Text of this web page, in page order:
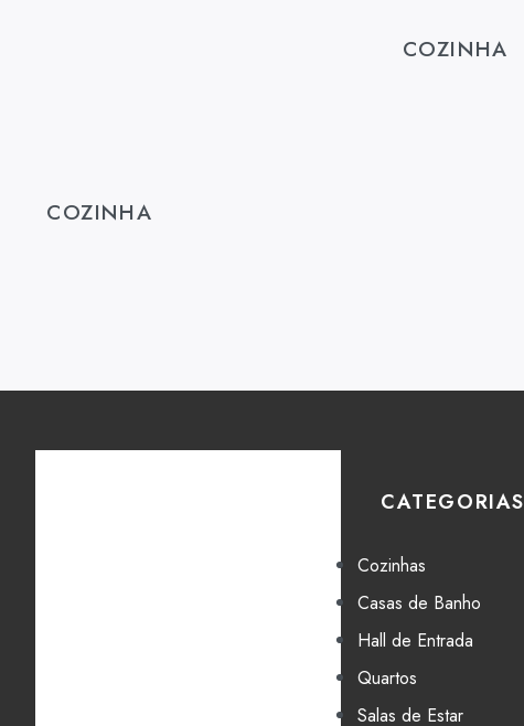
COZINHA
COZINHA
CATEGORIAS
Cozinhas
Casas de Banho
Hall de Entrada
Quartos
Salas de Estar